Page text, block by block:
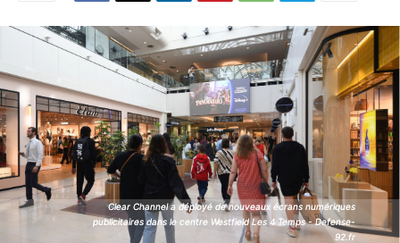
Clear Channel a déployé de nouveaux écrans numériques
publicitaires dans le centre Westfield Les 4 Temps - Defense-
92.fr
Clear Channel a déployé de nouveaux écrans numériques
publicitaires dans le centre Westfield Les 4 Temps - Defense-
92.fr